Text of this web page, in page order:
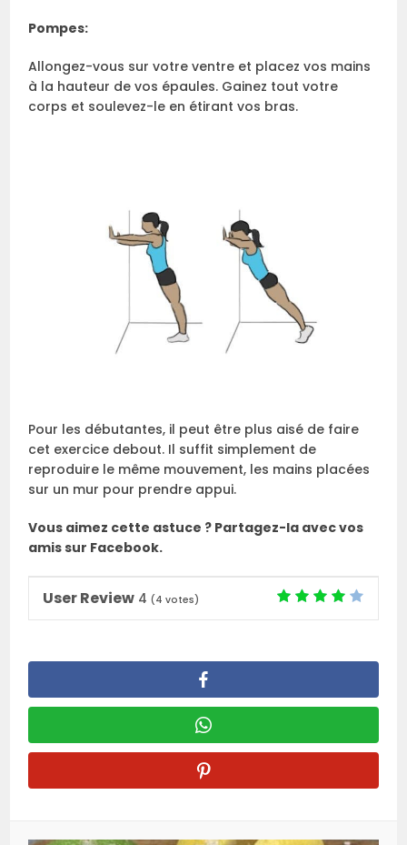
Pompes:
Allongez-vous sur votre ventre et placez vos mains
à la hauteur de vos épaules. Gainez tout votre
corps et soulevez-le en étirant vos bras.
Pour les débutantes, il peut être plus aisé de faire
cet exercice debout. Il suffit simplement de
reproduire le même mouvement, les mains placées
sur un mur pour prendre appui.
Vous aimez cette astuce ? Partagez-la avec vos
amis sur Facebook.
User Review 4 (4 votes)